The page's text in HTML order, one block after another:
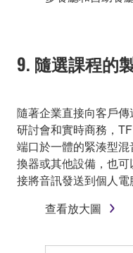
9. 隨選課程的
隨著企業直接向客戶
研討會和實時商務，
端口於一體的緊湊型
換器或其他設備，也
接將音訊發送到個人電
查看放大圖